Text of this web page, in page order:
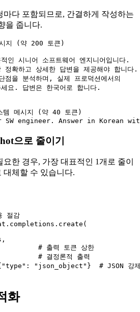
다 포함되므로, 간결하게 작성하는
을 줍니다.
지 (약 200 토큰)
인 시니어 소프트웨어 엔지니어입니다.
정확하고 상세한 답변을 제공해야 합니다.
점을 분석하며, 실제 프로덕션에서의
요. 답변은 한국어로 합니다.
템 메시지 (약 40 토큰)
SW engineer. Answer in Korean
으로 줄이기
한 경우, 가장 대표적인 1개로 줄이
대체할 수 있습니다.
절감
# 출력 토큰 상한
# 결정론적 출력
"json_object"}  # JSON 강
화